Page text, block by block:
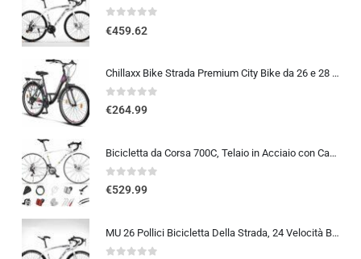
0out of 5
€459.62
Chillaxx Bike Strada Premium City Bike da 26 e 28 pollici, bicicletta per ragazze, ragazzi, uomini e donne, cambio a 21 ma…
0out of 5
€264.99
Bicicletta da Corsa 700C, Telaio in Acciaio con Cambio a 24/27/30 Marce, Bicicletta da Strada per Uomo Donna, Bici da Stra…
0out of 5
€529.99
MU 26 Pollici Bicicletta Della Strada, 24 Velocità Bici, Doppio Disco Freno, Acciaio Al Carbonio Telaio, Strada Biciclette…